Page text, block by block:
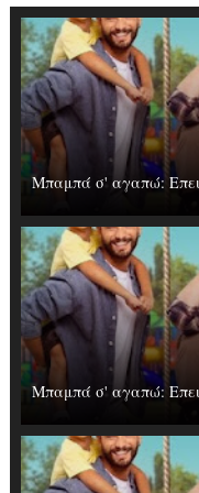
Μπαμπά σ' αγαπώ:
Μπαμπά σ' αγαπώ: